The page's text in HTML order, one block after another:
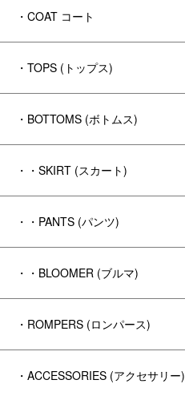
・COAT コート
・TOPS (トップス)
・BOTTOMS (ボトムス)
・・SKIRT (スカート)
・・PANTS (パンツ)
・・BLOOMER (ブルマ)
・ROMPERS (ロンパース)
・ACCESSORIES (アクセサリー)